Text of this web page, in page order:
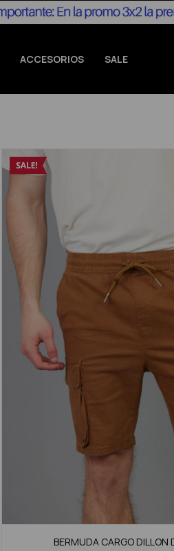
ACCESORIOS SALE
BERMUDA CARGO DILLON